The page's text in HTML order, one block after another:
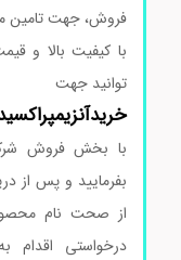
فروش، جهت تامین
با کیفیت بالا و
توانید جهت
خریدآنزیمپراکسیداز
با بخش فروش
بفرمایید و پس از
درخواستی اقدام